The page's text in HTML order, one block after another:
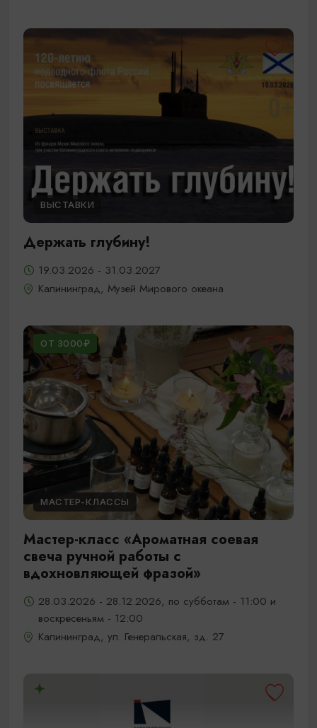
ВЫСТАВКИ
Держать глубину!
19.03.2026 - 31.03.2027
Калининград, Музей Мирового океана
ОТ 3000₽
МАСТЕР-КЛАССЫ
Мастер-класс «Ароматная соевая
свеча ручной работы с
вдохновляющей фразой»
28.03.2026 - 28.12.2026, по субботам - 11:00 и
воскресеньям - 12:00
Калининград, ул. Генеральская, зд. 27